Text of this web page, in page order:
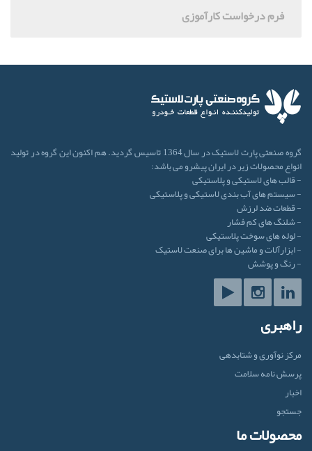
فرم درخواست کارآموزی
گروه صنعتی پارت لاستیک در سال 1364 تاسیس گردید. هم اکنون این گروه در تولید
انواع محصولات زیر در ایران پیشرو می باشد:
- قالب های لاستیکی و پلاستیکی
- سیستم های آب بندی لاستیکی و پلاستیکی
- قطعات ضد لرزش
- شلنگ های کم فشار
- لوله های سوخت پلاستیکی
- ابزارآلات و ماشین ها برای صنعت لاستیک
- رنگ و پوشش
راهبری
مرکز نوآوری و شتابدهی
پرسش نامه سلامت
اخبار
جستجو
محصولات ما